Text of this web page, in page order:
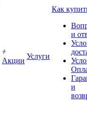
Акции
Услуги
Как
и
и